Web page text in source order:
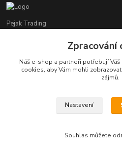
Pejak Trading
+ 420 724 280 132
(Po-Pá, 8-16 hod.)
Pejak Trading
Zpracování
Náš e-shop a partneři potřebují Váš
cookies, aby Vám mohli
zájmů.
Nastavení
Souhlas můžete